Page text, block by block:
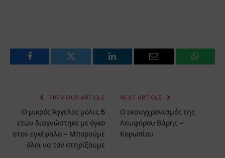
Facebook Twitter LinkedIn Email
PREVIOUS ARTICLE
Ο μικρός Άγγελος μόλις 5
ετών διαγνώστηκε με όγκο
στον εγκέφαλο – Μπορούμε
όλοι να τον στηρίξουμε
NEXT ARTICLE
Ο εκσυγχρονισμός της
Λεωφόρου Βάρης –
Κορωπίου